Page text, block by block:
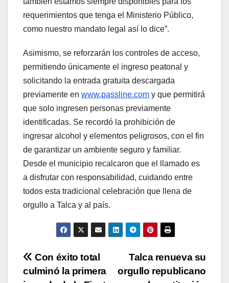
requerimientos que tenga el Ministerio Público,
como nuestro mandato legal así lo dice”.
Asimismo, se reforzarán los controles de acceso,
permitiendo únicamente el ingreso peatonal y
solicitando la entrada gratuita descargada
previamente en www.passline.com y que permitirá
que solo ingresen personas previamente
identificadas. Se recordó la prohibición de
ingresar alcohol y elementos peligrosos, con el fin
de garantizar un ambiente seguro y familiar.
Desde el municipio recalcaron que el llamado es
a disfrutar con responsabilidad, cuidando entre
todos esta tradicional celebración que llena de
orgullo a Talca y al país.
Navegación
Talca renueva su
orgullo republicano
Con éxito total
culminó la primera